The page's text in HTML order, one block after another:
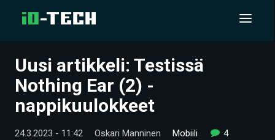
UUTISET
ARTIKKELIT
VIDEOT
Uusi artikkeli: Testissä
Nothing Ear (2) -
nappikuulokkeet
24.3.2023 - 11:42 Oskari Manninen Mobiili 4